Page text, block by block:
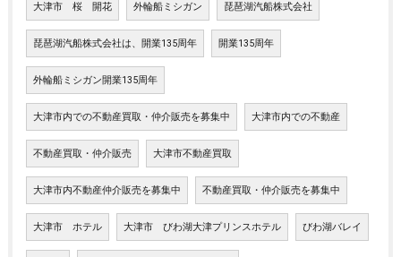
大津市 桜 開花 外輪船ミシガン 琵琶湖汽船株式会社
琵琶湖汽船株式会社は、開業135周年 開業135周年
外輪船ミシガン開業135周年
大津市内での不動産買取・仲介販売を募集中 大津市内での不動産
不動産買取・仲介販売 大津市不動産買取
大津市内不動産仲介販売を募集中 不動産買取・仲介販売を募集中
大津市 ホテル 大津市 びわ湖大津プリンスホテル びわ湖バレイ